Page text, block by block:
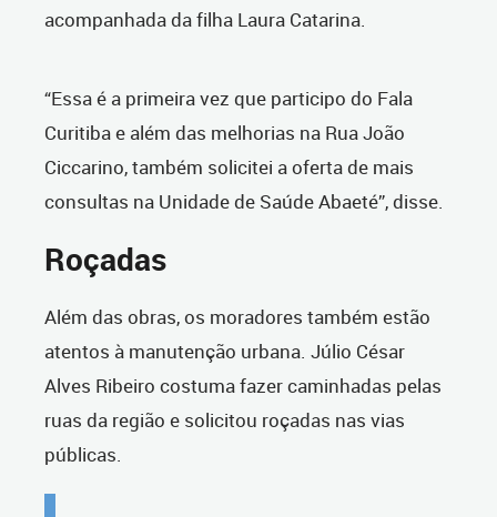
acompanhada da filha Laura Catarina.
“Essa é a primeira vez que participo do Fala
Curitiba e além das melhorias na Rua João
Ciccarino, também solicitei a oferta de mais
consultas na Unidade de Saúde Abaeté”, disse.
Roçadas
Além das obras, os moradores também estão
atentos à manutenção urbana. Júlio César
Alves Ribeiro costuma fazer caminhadas pelas
ruas da região e solicitou roçadas nas vias
públicas.